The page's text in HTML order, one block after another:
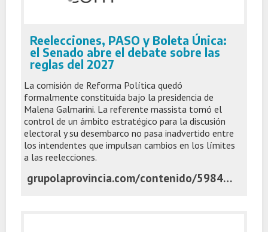
Reelecciones, PASO y Boleta Única:
el Senado abre el debate sobre las
reglas del 2027
La comisión de Reforma Política quedó
formalmente constituida bajo la presidencia de
Malena Galmarini. La referente massista tomó el
control de un ámbito estratégico para la discusión
electoral y su desembarco no pasa inadvertido entre
los intendentes que impulsan cambios en los límites
a las reelecciones.
grupolaprovincia.com/contenido/598443/reelecciones-paso-y-boleta-unica-el-senado-abre-el-debate-sobre-las-reglas-del-2#google_vignette